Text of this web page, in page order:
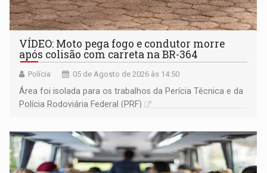
VÍDEO: Moto pega fogo e condutor morre
após colisão com carreta na BR-364
Polícia 05 de Agosto de 2026 às 14:50
Área foi isolada para os trabalhos da Perícia Técnica e da
Polícia Rodoviária Federal (PRF)